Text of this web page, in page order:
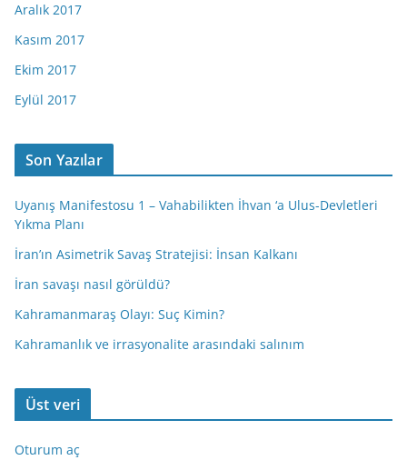
Aralık 2017
Kasım 2017
Ekim 2017
Eylül 2017
Son Yazılar
Uyanış Manifestosu 1 – Vahabilikten İhvan ‘a Ulus-Devletleri
Yıkma Planı
İran’ın Asimetrik Savaş Stratejisi: İnsan Kalkanı
İran savaşı nasıl görüldü?
Kahramanmaraş Olayı: Suç Kimin?
Kahramanlık ve irrasyonalite arasındaki salınım
Üst veri
Oturum aç